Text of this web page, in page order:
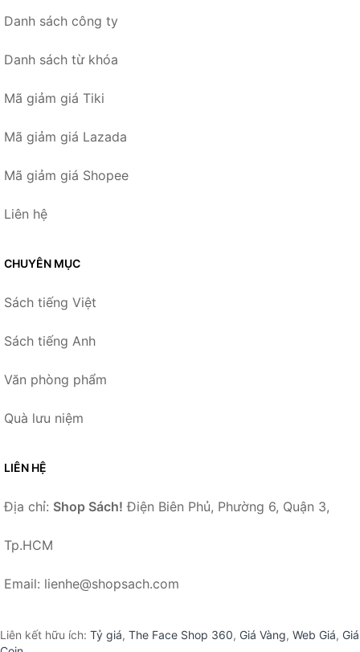
Danh sách công ty
Danh sách từ khóa
Mã giảm giá Tiki
Mã giảm giá Lazada
Mã giảm giá Shopee
Liên hệ
CHUYÊN MỤC
Sách tiếng Việt
Sách tiếng Anh
Văn phòng phẩm
Quà lưu niệm
LIÊN HỆ
Địa chỉ: Shop Sách! Điện Biên Phủ, Phường 6, Quận 3,
Tp.HCM
Email: lienhe@shopsach.com
Liên kết hữu ích: Tỷ giá, The Face Shop 360, Giá Vàng, Web Giá, Giá